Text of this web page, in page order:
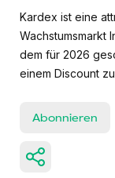
Kardex ist eine
Wachstumsmarkt
dem für 2026
einem Discount
Abonnieren